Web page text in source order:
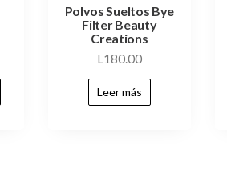
Polvos Sueltos Bye
Filter Beauty
Creations
L180.00
Leer más